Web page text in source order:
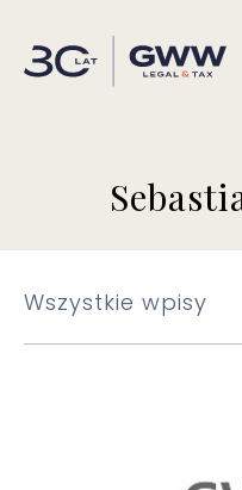
Wszystkie wpisy